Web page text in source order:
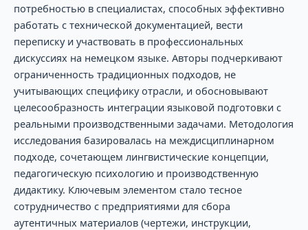
потребностью в специалистах, способных эффективно
работать с технической документацией, вести
переписку и участвовать в профессиональных
дискуссиях на немецком языке. Авторы подчеркивают
ограниченность традиционных подходов, не
учитывающих специфику отрасли, и обосновывают
целесообразность интеграции языковой подготовки с
реальными производственными задачами. Методология
исследования базировалась на междисциплинарном
подходе, сочетающем лингвистические концепции,
педагогическую психологию и производственную
дидактику. Ключевым элементом стало тесное
сотрудничество с предприятиями для сбора
аутентичных материалов (чертежи, инструкции,